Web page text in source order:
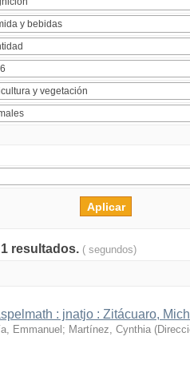
resultados. ( segundos)
: jnatjo : Zitácuaro,
Emmanuel ; Martínez, Cynthia (